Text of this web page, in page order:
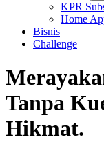
KPR
Home
Bisnis
Challenge
Tanpa
Hikmat.